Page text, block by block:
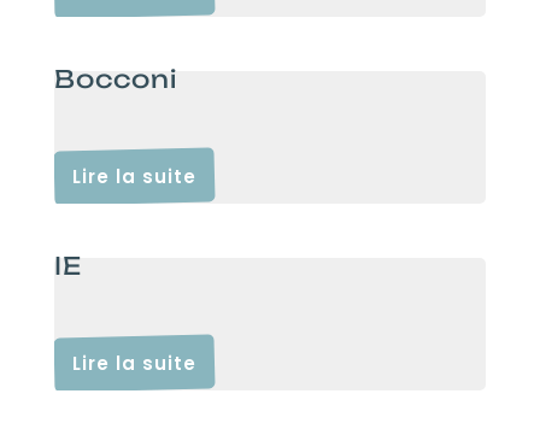
Bocconi
Lire la suite
IE
Lire la suite